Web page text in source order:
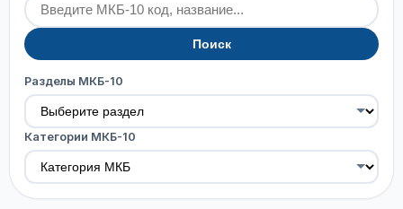
Поиск
Разделы МКБ-10
Категории МКБ-10